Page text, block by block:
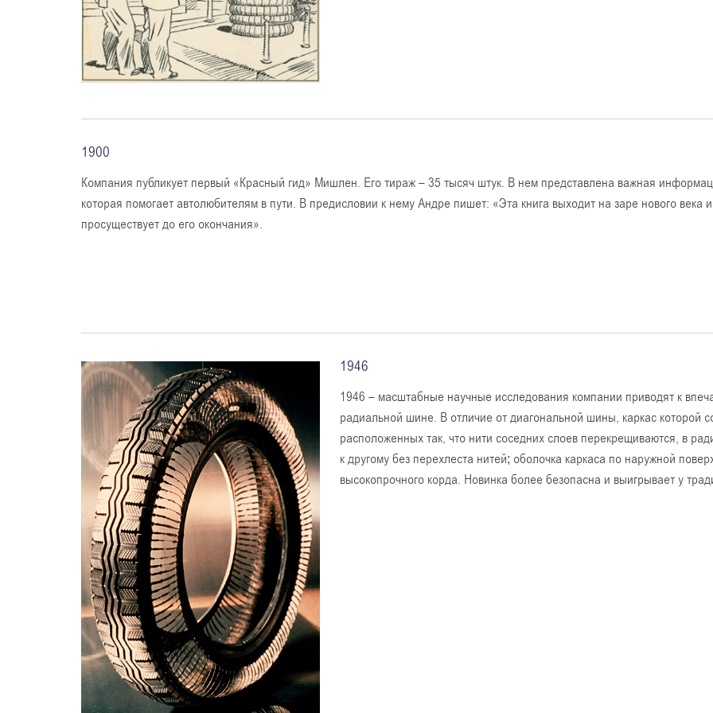
1900
Компания публикует первый «Красный гид» Мишлен. Его тираж – 35 тысяч штук. В нем представлена важная
которая помогает автолюбителям в пути. В предисловии к нему Андре пишет: «Эта книга выходит на заре нового века и
просуществует до его окончания».
1946
1946 – масштабные научные исследования компании приводят к
радиальной шине. В отличие от диагональной шины, каркас которой
расположенных так, что нити соседних слоев перекрещиваются, в
к другому без перехлеста нитей; оболочка каркаса по наружной
высокопрочного корда. Новинка более безопасна и выигрывает у